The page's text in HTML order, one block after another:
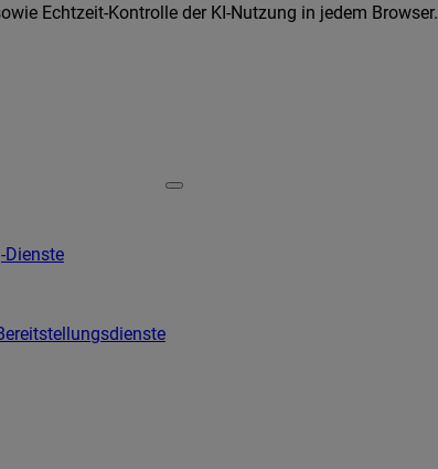
Echtzeit-Kontrolle der KI-Nutzung in jedem Browser.
Dienste